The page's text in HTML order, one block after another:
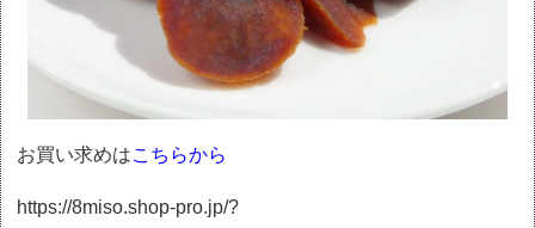
お買い求めはこちらから
https://8miso.shop-pro.jp/?